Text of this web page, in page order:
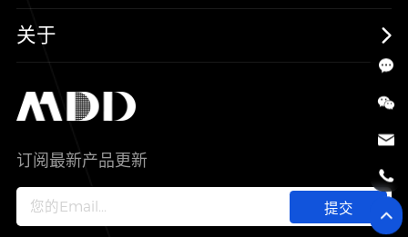
SiC
IC
新能源
智能家居
新兴行业
质量与环境
其他信息(PCN)
样品与支持
关于
加入我们
订阅最新产品更新
提交